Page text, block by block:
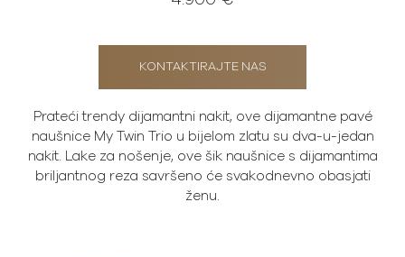
KONTAKTIRAJTE NAS
Prateći trendy dijamantni nakit, ove dijamantne pavé
naušnice My Twin Trio u bijelom zlatu su dva-u-jedan
nakit. Lake za nošenje, ove šik naušnice s dijamantima
briljantnog reza savršeno će svakodnevno obasjati
ženu.